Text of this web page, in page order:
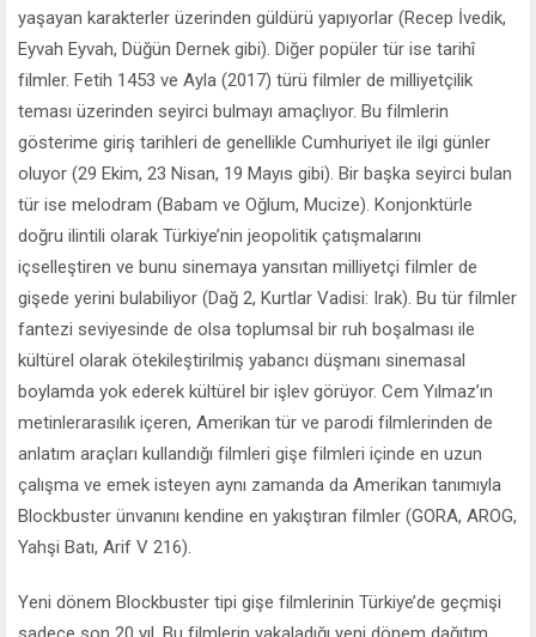
yaşayan karakterler üzerinden güldürü yapıyorlar (Recep İvedik,
Eyvah Eyvah, Düğün Dernek gibi). Diğer popüler tür ise tarihî
filmler. Fetih 1453 ve Ayla (2017) türü filmler de milliyetçilik
teması üzerinden seyirci bulmayı amaçlıyor. Bu filmlerin
gösterime giriş tarihleri de genellikle Cumhuriyet ile ilgi günler
oluyor (29 Ekim, 23 Nisan, 19 Mayıs gibi). Bir başka seyirci bulan
tür ise melodram (Babam ve Oğlum, Mucize). Konjonktürle
doğru ilintili olarak Türkiye’nin jeopolitik çatışmalarını
içselleştiren ve bunu sinemaya yansıtan milliyetçi filmler de
gişede yerini bulabiliyor (Dağ 2, Kurtlar Vadisi: Irak). Bu tür filmler
fantezi seviyesinde de olsa toplumsal bir ruh boşalması ile
kültürel olarak ötekileştirilmiş yabancı düşmanı sinemasal
boylamda yok ederek kültürel bir işlev görüyor. Cem Yılmaz’ın
metinlerarasılık içeren, Amerikan tür ve parodi filmlerinden de
anlatım araçları kullandığı filmleri gişe filmleri içinde en uzun
çalışma ve emek isteyen aynı zamanda da Amerikan tanımıyla
Blockbuster ünvanını kendine en yakıştıran filmler (GORA, AROG,
Yahşi Batı, Arif V 216).
Yeni dönem Blockbuster tipi gişe filmlerinin Türkiye’de geçmişi